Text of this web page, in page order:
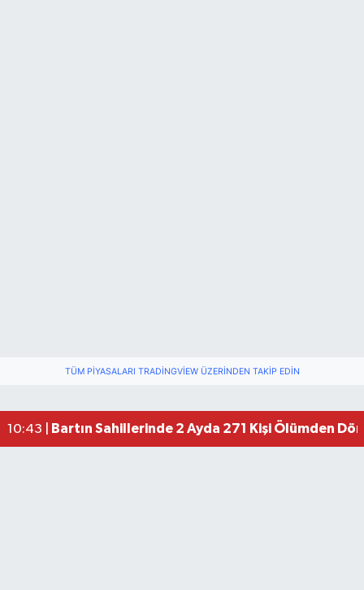
TÜM PIYASALARI TRADINGVIEW ÜZERINDEN TAKIP EDIN
10:43 | Bartın Sahillerinde 2 Ayda 271 Kişi Ölümden